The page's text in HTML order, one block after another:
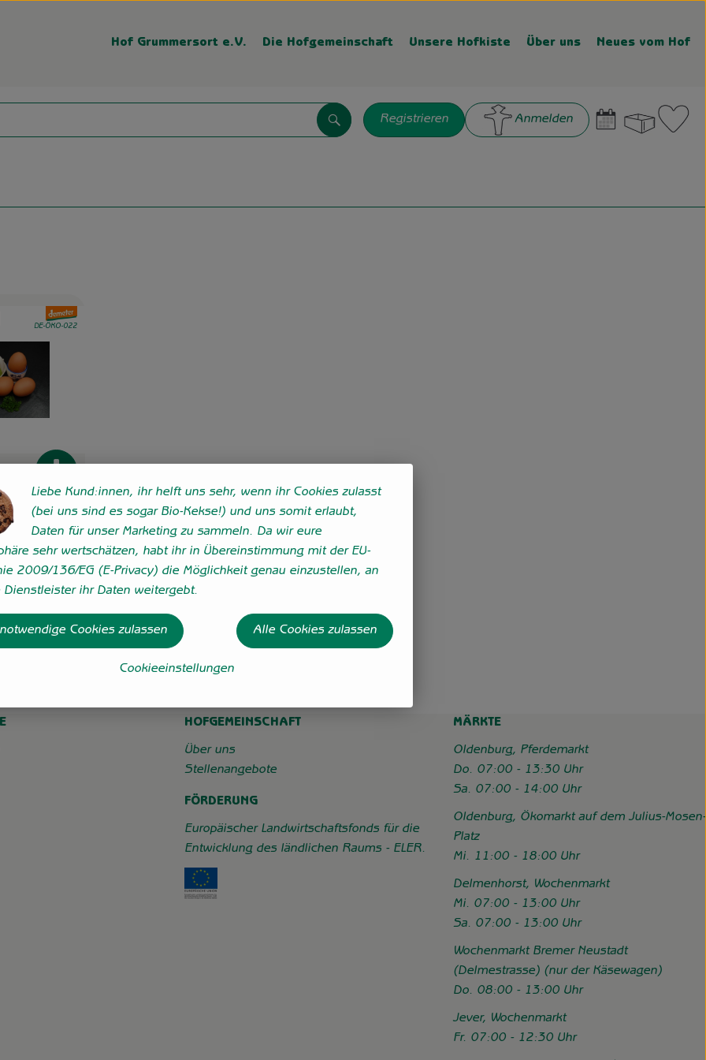
Hof Grummersort e.V. Die Hofgemeinschaft Unsere Hofkiste Über uns Neues vom Hof
Registrieren Anmelden
Suchen
, Verband:
, Kontrollstelle:
DE-ÖKO-022hinzufügen
HOFGEMEINSCHAFT
Über uns
Stellenangebote
FÖRDERUNG
Europäischer Landwirtschaftsfonds für die
Entwicklung des ländlichen Raums - ELER.
Externer Link zu https://www.hofgemeinschaft-grummersort.de/das-sind-wir/
MÄRKTE
Oldenburg, Pferdemarkt
Do. 07:00 - 13:30 Uhr
Sa. 07:00 - 14:00 Uhr
Oldenburg, Ökomarkt auf dem Julius-Mosen-
Platz
Mi. 11:00 - 18:00 Uhr
Delmenhorst, Wochenmarkt
Mi. 07:00 - 13:00 Uhr
Sa. 07:00 - 13:00 Uhr
Wochenmarkt Bremer Neustadt
(Delmestrasse) (nur der Käsewagen)
Do. 08:00 - 13:00 Uhr
Jever, Wochenmarkt
Fr. 07:00 - 12:30 Uhr
Liebe Kund:innen, ihr helft uns sehr, wenn ihr Cookies zulasst
(bei uns sind es sogar Bio-Kekse!) und uns somit erlaubt,
Daten für unser Marketing zu sammeln. Da wir eure
sehr wertschätzen, habt ihr in Übereinstimmung mit der EU-
2009/136/EG (E-Privacy) die Möglichkeit genau einzustellen, an
Dienstleister ihr Daten weitergebt.
Cookieeinstellungen
Cookies zulassen Alle Cookies zulassen